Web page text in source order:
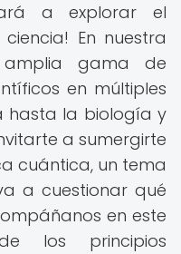
a explorar el
En nuestra
gama de
en múltiples
hasta la biología y
a sumergirte
cuántica, un tema
a cuestionar qué
en este
los principios